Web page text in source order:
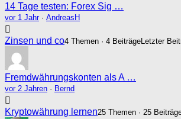
14 Tage testen: Forex Sig …
vor 1 Jahr· AndreasH
Zinsen und co4 Themen · 4 BeiträgeLetzter
Fremdwährungskonten als A …
vor 2 Jahren · Bernd
Kryptowährung lernen25 Themen · 25